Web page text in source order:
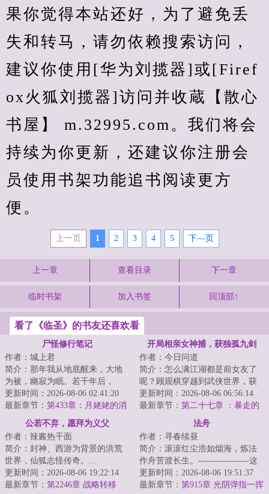
果你觉得本站还好，为了避免丢
失和转马，请勿依赖搜索访问，
建议你使用[华为刘揽器]或[Firef
ox火狐刘揽器]访问并收蔵【散心
书屋】 m.32995.com。我们将会
持续为你更新，还建议你注册会
员使用书架功能追书阅读更方
便。
上一页 1 2 3 4 5 下—页
上一章 查看目录 下一章
临时书架 加入书签 回顶部↑
看了《临圣》的书友还喜欢看
尸怪修行笔记
作者：城上君
简介：那年我从地底醒来，大地
为被，幽寂为眠。若干年后，
……山间群妖来相会，独坐楼台
渡清宵。...
更新时间：2026-08-06 02:41:20
最新章节： 第433章：月姥姥的消
开局相亲女神捕，获独孤九剑
作者：今日问道
简介：怎么满江湖都是前女友了
呢？顾观棋穿越到武侠世界，获
得【相亲系统】。只要相亲就可
以获得各种武林...
更新时间：2026-08-06 06:56:14
最新章节： 第二十七章 ：暴走的
温淑仪（求月票）
公若不弃，愿拜为义父
作者：辣酱热干面
简介：封神、西游为背景的洪荒
世界，仙狐志怪传奇。...
更新时间：2026-08-06 19:22:14
最新章节： 第2246章 战略转移
法舟
作者：寻春续昼
简介：滚滚红尘浩如烟海，炼法
作舟苦渡长生。-----------------这
是一个柳洞清误入魔门，见鬼蜮
森然，见...
更新时间：2026-08-06 19:51:37
最新章节： 第915章 光阴弹指一挥